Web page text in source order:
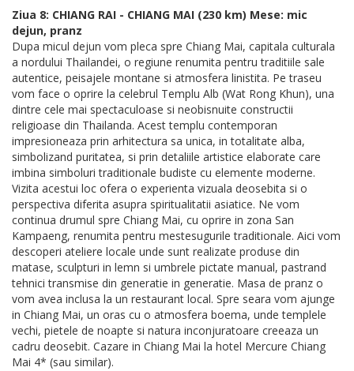
Ziua 8: CHIANG RAI - CHIANG MAI (230 km) Mese: mic
dejun, pranz
Dupa micul dejun vom pleca spre Chiang Mai, capitala culturala
a nordului Thailandei, o regiune renumita pentru traditiile sale
autentice, peisajele montane si atmosfera linistita. Pe traseu
vom face o oprire la celebrul Templu Alb (Wat Rong Khun), una
dintre cele mai spectaculoase si neobisnuite constructii
religioase din Thailanda. Acest templu contemporan
impresioneaza prin arhitectura sa unica, in totalitate alba,
simbolizand puritatea, si prin detaliile artistice elaborate care
imbina simboluri traditionale budiste cu elemente moderne.
Vizita acestui loc ofera o experienta vizuala deosebita si o
perspectiva diferita asupra spiritualitatii asiatice. Ne vom
continua drumul spre Chiang Mai, cu oprire in zona San
Kampaeng, renumita pentru mestesugurile traditionale. Aici vom
descoperi ateliere locale unde sunt realizate produse din
matase, sculpturi in lemn si umbrele pictate manual, pastrand
tehnici transmise din generatie in generatie. Masa de pranz o
vom avea inclusa la un restaurant local. Spre seara vom ajunge
in Chiang Mai, un oras cu o atmosfera boema, unde templele
vechi, pietele de noapte si natura inconjuratoare creeaza un
cadru deosebit. Cazare in Chiang Mai la hotel Mercure Chiang
Mai 4* (sau similar).